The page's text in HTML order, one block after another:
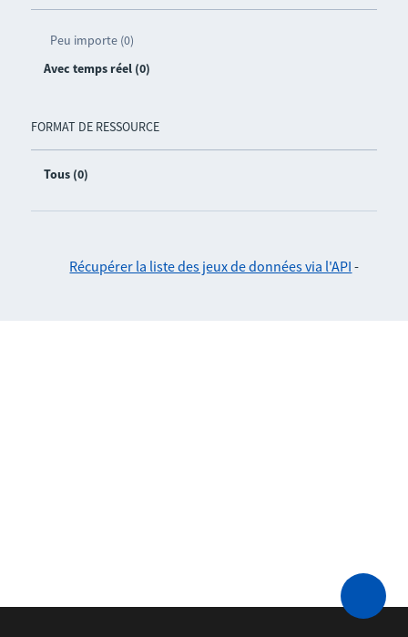
Peu importe (0)
Avec temps réel (0)
FORMAT DE RESSOURCE
Tous (0)
Récupérer la liste des jeux de données via l'API -